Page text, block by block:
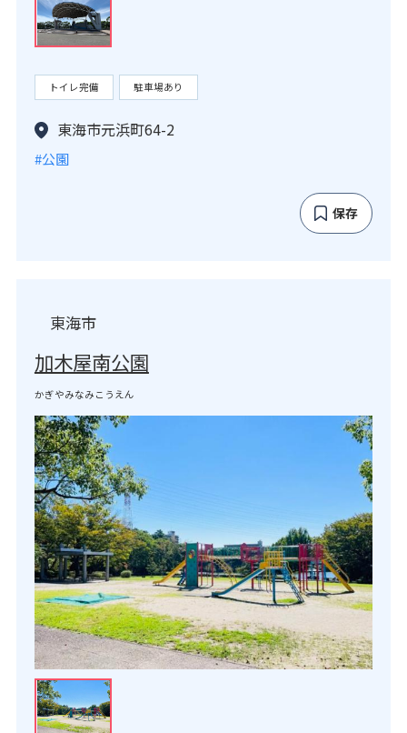
トイレ完備 駐車場あり
東海市元浜町64-2
#公園
保存
東海市
加木屋南公園
かぎやみなみこうえん